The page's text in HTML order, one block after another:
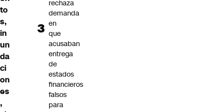
to
s,
in
un
da
ci
on
es
,
rechaza
demanda
en
que
acusaban
entrega
de
estados
financieros
falsos
para